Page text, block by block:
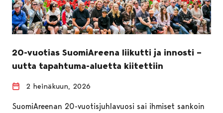
20-vuotias SuomiAreena liikutti ja innosti –
uutta tapahtuma-aluetta kiitettiin
2 heinäkuun, 2026
SuomiAreenan 20-vuotisjuhlavuosi sai ihmiset sankoin